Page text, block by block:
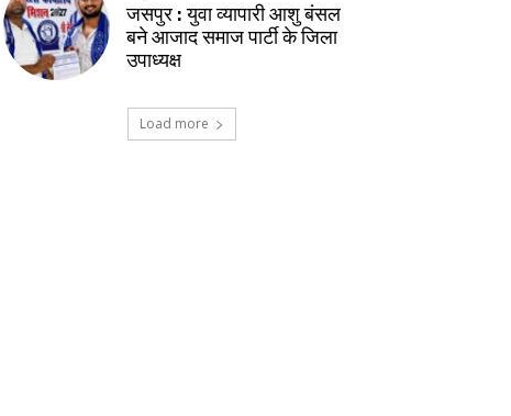
जसपुर : युवा व्यापारी आशु बंसल
बने आजाद समाज पार्टी के जिला
उपाध्यक्ष
Load more